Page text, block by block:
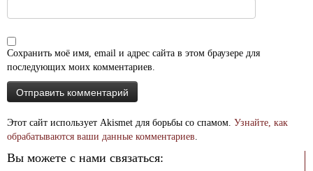
Сохранить моё имя, email и адрес сайта в этом браузере для
последующих моих комментариев.
Этот сайт использует Akismet для борьбы со спамом. Узнайте, как
обрабатываются ваши данные комментариев.
Вы можете с нами связаться: